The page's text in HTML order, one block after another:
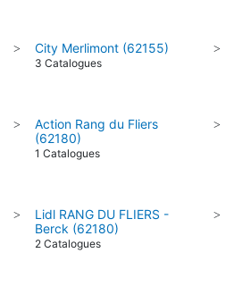
> City Merlimont (62155)
3 Catalogues
>
>
Action Rang du Fliers
(62180)
1 Catalogues
>
>
Lidl RANG DU FLIERS -
Berck (62180)
2 Catalogues
>